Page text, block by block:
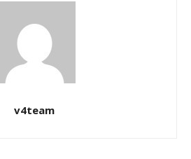
v4team